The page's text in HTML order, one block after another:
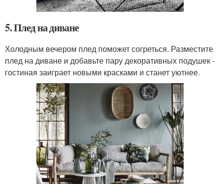
5. Плед на диване
Холодным вечером плед поможет согреться. Разместите
плед на диване и добавьте пару декоративных подушек -
гостиная заиграет новыми красками и станет уютнее.